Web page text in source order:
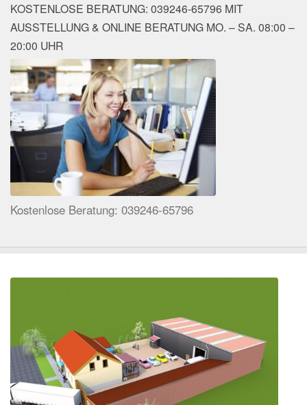
KOSTENLOSE BERATUNG: 039246-65796 MIT
AUSSTELLUNG & ONLINE BERATUNG MO. – SA. 08:00 –
20:00 UHR
Kostenlose Beratung: 039246-65796